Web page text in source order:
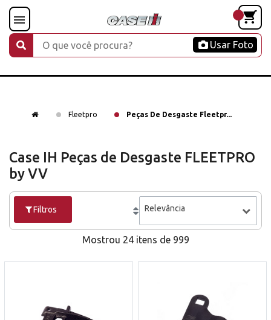
Usar Foto
Fleetpro Peças De Desgaste Fleetpr...
Case IH Peças de Desgaste FLEETPRO
by VV
Filtros Relevância
Mostrou 24 itens de 999